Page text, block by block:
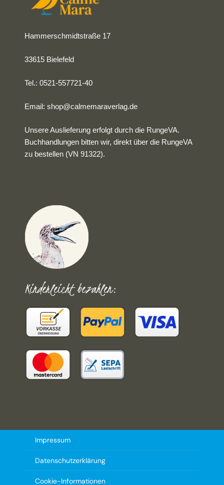
Hammerschmidtstraße 17
33615 Bielefeld
Tel.: 0521-557721-40
Email:shop@calmemaraverlag.de
Unsere Auslieferung erfolgt durch die RungeVA.
Buchhandlungen bitten wir, direkt über die RungeVA
zu bestellen (VN 91322).
Kinderleicht bezahlen:
Impressum
Datenschutzerklärung
Cookie-Informationen